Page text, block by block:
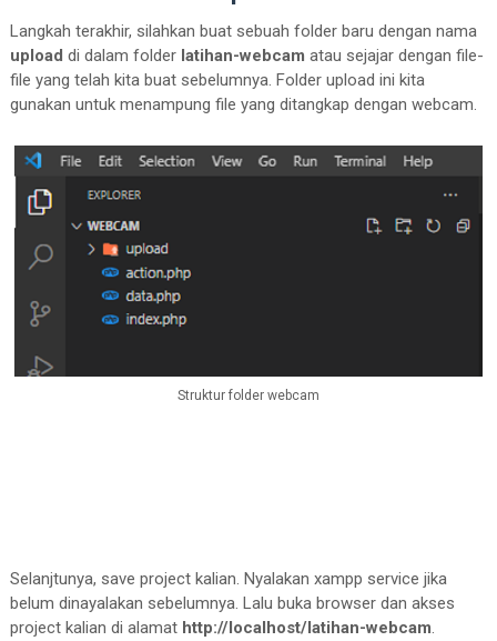
</script>
</body>
</html>
Langkah terakhir, silahkan buat sebuah folder baru dengan nama
upload di dalam folder latihan-webcam atau sejajar dengan file-
file yang telah kita buat sebelumnya. Folder upload ini kita
gunakan untuk menampung file yang ditangkap dengan webcam.
Struktur folder webcam
Selanjtunya, save project kalian. Nyalakan xampp service jika
belum dinayalakan sebelumnya. Lalu buka browser dan akses
project kalian di alamat http://localhost/latihan-webcam.